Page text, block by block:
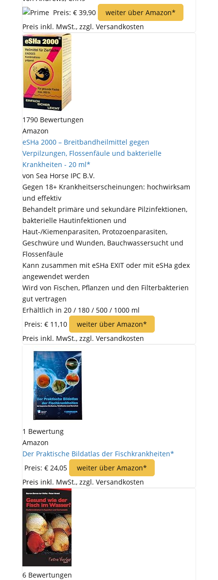
Preis: € 39,90
weiter über Amazon*
Preis inkl. MwSt., zzgl. Versandkosten
1790 Bewertungen
Amazon
eSHa 2000 – Breitbandheilmittel gegen
Verpilzungen, Flossenfäule und bakterielle
Krankheiten - 20 ml*
von Sea Horse IPC B.V.
Gegen 18+ Krankheitserscheinungen: hochwirksam
und effektiv
Behandelt primäre und sekundäre Pilzinfektionen,
bakterielle Hautinfektionen und
Haut-/Kiemenparasiten, Protozoenparasiten,
Geschwüre und Wunden, Bauchwassersucht und
Flossenfäule
Kann zusammen mit eSHa EXIT oder mit eSHa gdex
angewendet werden
Wird von Fischen, Pflanzen und den Filterbakterien
gut vertragen
Erhältlich in 20 / 180 / 500 / 1000 ml
Preis: € 11,10
weiter über Amazon*
Preis inkl. MwSt., zzgl. Versandkosten
1 Bewertung
Amazon
Der Praktische Bildatlas der Fischkrankheiten*
Preis: € 24,05
weiter über Amazon*
Preis inkl. MwSt., zzgl. Versandkosten
6 Bewertungen